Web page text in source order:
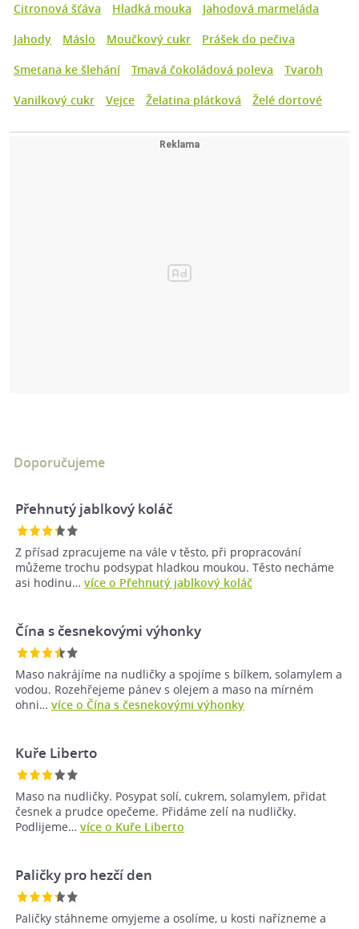
Citronová šťáva
Hladká mouka
Jahodová marmeláda
Jahody
Máslo Moučkový cukr
Prášek do pečiva
Smetana ke šlehání
Tmavá čokoládová poleva
Tvaroh
Vanilkový cukr
Vejce Želatina plátková Želé dortové
Doporučujeme
Přehnutý jablkový koláč
Z přísad zpracujeme na vále v těsto, při propracování
můžeme trochu podsypat hladkou moukou. Těsto necháme
asi hodinu… více o Přehnutý jablkový koláč
Čína s česnekovými výhonky
Maso nakrájíme na nudličky a spojíme s bílkem, solamylem a
vodou. Rozehřejeme pánev s olejem a maso na mírném
ohni… více o Čína s česnekovými výhonky
Kuře Liberto
Maso na nudličky. Posypat solí, cukrem, solamylem, přidat
česnek a prudce opečeme. Přidáme zelí na nudličky.
Podlijeme… více o Kuře Liberto
Paličky pro hezčí den
Paličky stáhneme omyjeme a osolíme, u kosti nařízneme a